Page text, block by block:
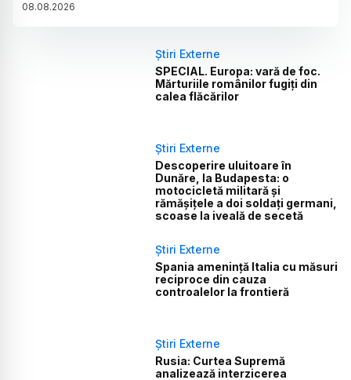
08.08.2026
Știri Externe
SPECIAL. Europa: vară de foc.
Mărturiile românilor fugiți din
calea flăcărilor
Știri Externe
Descoperire uluitoare în
Dunăre, la Budapesta: o
motocicletă militară și
rămășițele a doi soldați germani,
scoase la iveală de secetă
Știri Externe
Spania amenință Italia cu măsuri
reciproce din cauza
controalelor la frontieră
Știri Externe
Rusia: Curtea Supremă
analizează interzicerea